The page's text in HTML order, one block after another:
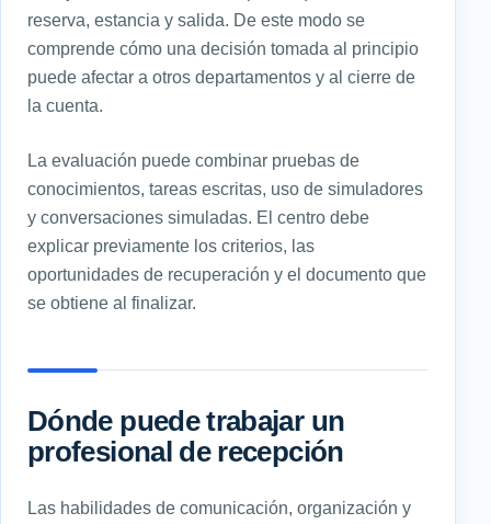
reserva, estancia y salida. De este modo se
comprende cómo una decisión tomada al principio
puede afectar a otros departamentos y al cierre de
la cuenta.
La evaluación puede combinar pruebas de
conocimientos, tareas escritas, uso de simuladores
y conversaciones simuladas. El centro debe
explicar previamente los criterios, las
oportunidades de recuperación y el documento que
se obtiene al finalizar.
Dónde puede trabajar un
profesional de recepción
Las habilidades de comunicación, organización y